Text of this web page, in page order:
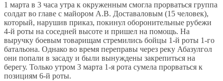
1 марта в 3 часа утра к окруженным смогла прорваться группа
солдат во главе с майором А.В. Доставаловым (15 человек),
который, нарушив приказ, покинул оборонительные рубежи
4-й роты на соседней высоте и пришел на помощь. На
выручку боевым товарищам стремились бойцы 1-й роты 1-го
батальона. Однако во время переправы через реку Абазулгол
они попали в засаду и были вынуждены закрепиться на
берегу. Только утром 3 марта 1-я рота сумела прорваться к
позициям 6-й роты.